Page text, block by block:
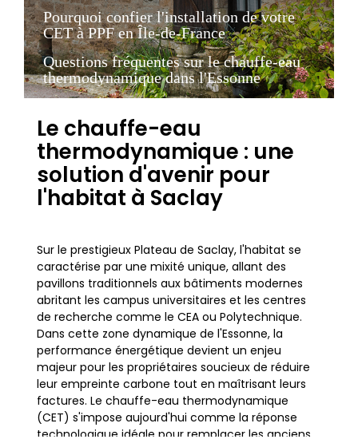
Pourquoi confier l'installation de votre
CET à PPF en Île-de-France
Questions fréquentes sur le chauffe-eau
thermodynamique dans l'Essonne
Le chauffe-eau
thermodynamique : une
solution d'avenir pour
l'habitat à Saclay
Sur le prestigieux Plateau de Saclay, l'habitat se
caractérise par une mixité unique, allant des
pavillons traditionnels aux bâtiments modernes
abritant les campus universitaires et les centres
de recherche comme le CEA ou Polytechnique.
Dans cette zone dynamique de l'Essonne, la
performance énergétique devient un enjeu
majeur pour les propriétaires soucieux de réduire
leur empreinte carbone tout en maîtrisant leurs
factures. Le chauffe-eau thermodynamique
(CET) s'impose aujourd'hui comme la réponse
technologique idéale pour remplacer les anciens